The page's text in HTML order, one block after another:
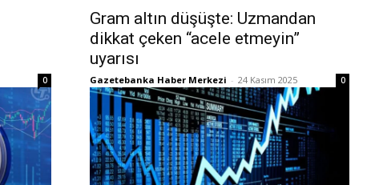
0
Gram altın düşüşte: Uzmandan
dikkat çeken “acele etmeyin”
uyarısı
Gazetebanka Haber Merkezi - 24 Kasım 2025 0